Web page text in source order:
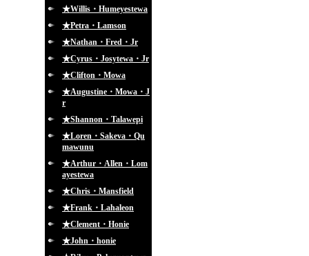
★Willis・Humeyestewa
★Petra・Lamson
★Nathan・Fred・Jr
★Cyrus・Josytewa・Jr
★Clifton・Mowa
★Augustine・Mowa・J
r
★Shannon・Talawepi
★Loren・Sakeva・Qu
mawunu
★Arthur・Allen・Lom
ayestewa
★Chris・Mansfield
★Frank・Lahaleon
★Clement・Honie
★John・honie